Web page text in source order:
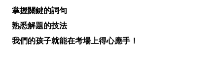
掌握關鍵的詞句
熟悉解題的技法
我們的孩子就能在考場上得心應手！​